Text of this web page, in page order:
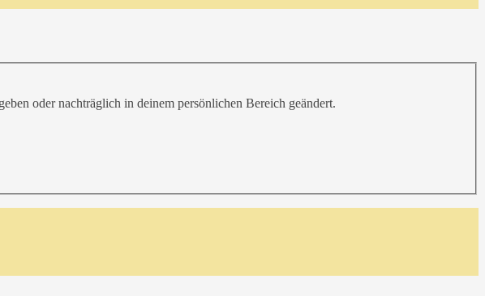
oder nachträglich in deinem persönlichen Bereich geändert.